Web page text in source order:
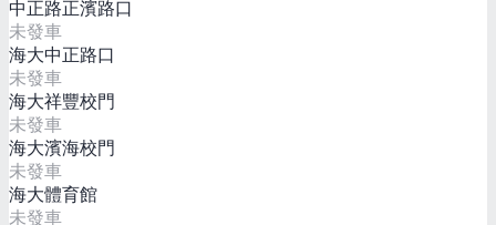
中正路正濱路口
未發車
海大中正路口
未發車
海大祥豐校門
未發車
海大濱海校門
未發車
海大體育館
未發車